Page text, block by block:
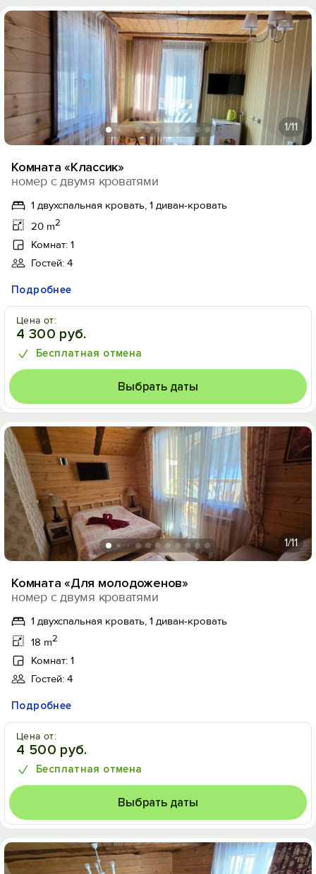
1/11
Комната «Классик»
номер с двумя кроватями
1 двухспальная кровать, 1 диван-кровать
20 m2
Комнат: 1
Гостей: 4
Подробнее
Цена от:
4 300 руб.
Бесплатная отмена
Выбрать даты
1/11
Комната «Для молодоженов»
номер с двумя кроватями
1 двухспальная кровать, 1 диван-кровать
18 m2
Комнат: 1
Гостей: 4
Подробнее
Цена от:
4 500 руб.
Бесплатная отмена
Выбрать даты